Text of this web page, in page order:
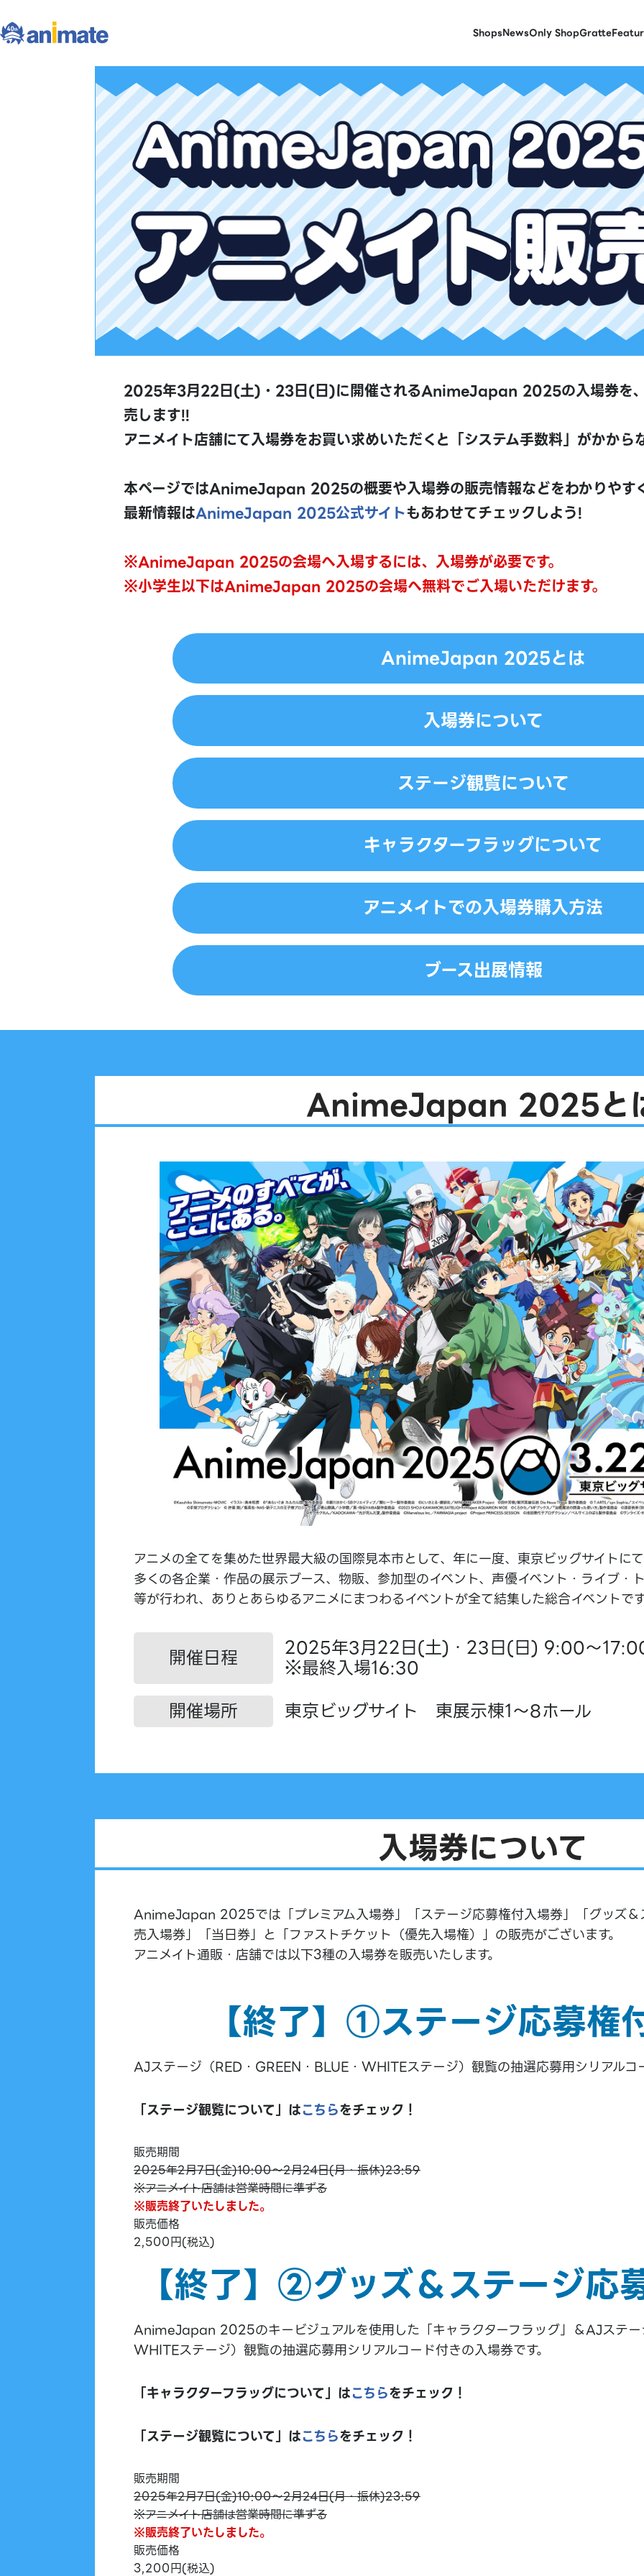
ShopsNewsOnly ShopGratte
2025年3月22日(土)・23日(日)に開催されるAnimeJapan 2025の入場券を、
売します!!
アニメイト店舗にて入場券をお買い求めいただくと「システム手数料」がかか
本ページではAnimeJapan 2025の概要や入場券の販売情報などをわかりやす
最新情報はAnimeJapan 2025公式サイトもあわせてチェックしよう!
※AnimeJapan 2025の会場へ入場するには、入場券が必要です。
※小学生以下はAnimeJapan 2025の会場へ無料でご入場いただけます。
AnimeJapan 2025とは
入場券について
ステージ観覧について
キャラクターフラッグについて
アニメイトでの入場券購入方法
ブース出展情報
AnimeJapan 2025と
アニメの全てを集めた世界最大級の国際見本市として、年に一度、東京ビッグサイトに
多くの各企業・作品の展示ブース、物販、参加型のイベント、声優イベント・ライブ・
等が行われ、ありとあらゆるアニメにまつわるイベントが全て結集した総合イベントで
開催日程 2025年3月22日(土)・23日(日) 9:00～
※最終入場16:30
開催場所
東京ビッグサイト 東展示棟1～8ホール
入場券について
AnimeJapan 2025では「プレミアム入場券」「ステージ応募権付入場券」「グッズ
売入場券」「当日券」と「ファストチケット（優先入場権）」の販売がございます。
アニメイト通販・店舗では以下3種の入場券を販売いたします。
【終了】①ステージ応募権
AJステージ（RED・GREEN・BLUE・WHITEステージ）観覧の抽選応募用シリアルコ
「ステージ観覧について」はこちらをチェック！
販売期間
2025年2月7日(金)10:00～2月24日(月・振休)23:59
※アニメイト店舗は営業時間に準ずる
※販売終了いたしました。
販売価格
2,500円(税込)
【終了】②グッズ＆ステージ応
AnimeJapan 2025のキービジュアルを使用した「キャラクターフラッグ」＆AJステ
WHITEステージ）観覧の抽選応募用シリアルコード付きの入場券です。
「キャラクターフラッグについて」はこちらをチェック！
「ステージ観覧について」はこちらをチェック！
販売期間
2025年2月7日(金)10:00～2月24日(月・振休)23:59
※アニメイト店舗は営業時間に準ずる
※販売終了いたしました。
販売価格
3,200円(税込)